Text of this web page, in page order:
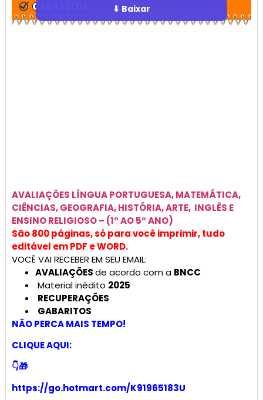
⬇ Baixar
AVALIAÇÕES LÍNGUA PORTUGUESA, MATEMÁTICA,
CIÊNCIAS, GEOGRAFIA, HISTÓRIA, ARTE, INGLÊS E
ENSINO RELIGIOSO – (1° AO 5° ANO)
São 800 páginas, só para você imprimir, tudo
editável em PDF e WORD.
VOCÊ VAI RECEBER EM SEU EMAIL:
AVALIAÇÕESde acordo com a BNCC
Material inédito 2025
RECUPERAÇÕES
GABARITOS
NÃO PERCA MAIS TEMPO!
CLIQUE AQUI:
👇🎁
https://go.hotmart.com/K91965183U